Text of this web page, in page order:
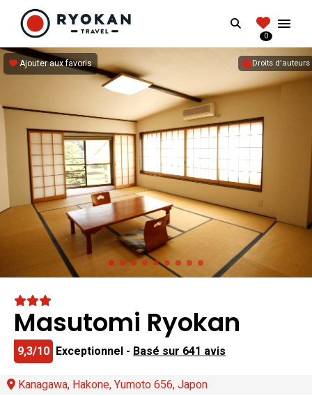
RYOKANTRAVEL
Vivez l'expérience authentique d'un Ryokan
Search
0
Droits d'auteurs
Ajouter aux favoris
Masutomi Ryokan
9,3/10 Exceptionnel - Basé sur 641 avis
Kanagawa, Hakone, Yumoto 656, Japon